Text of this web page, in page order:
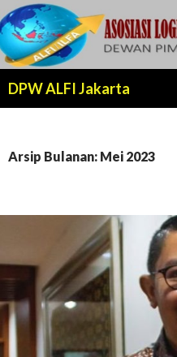
DPW ALFI Jakarta
Arsip Bulanan: Mei 2023